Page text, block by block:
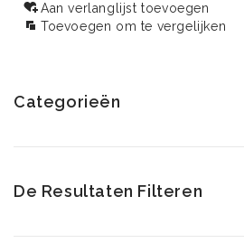
Aan verlanglijst toevoegen
Toevoegen om te vergelijken
Categorieën
De Resultaten Filteren